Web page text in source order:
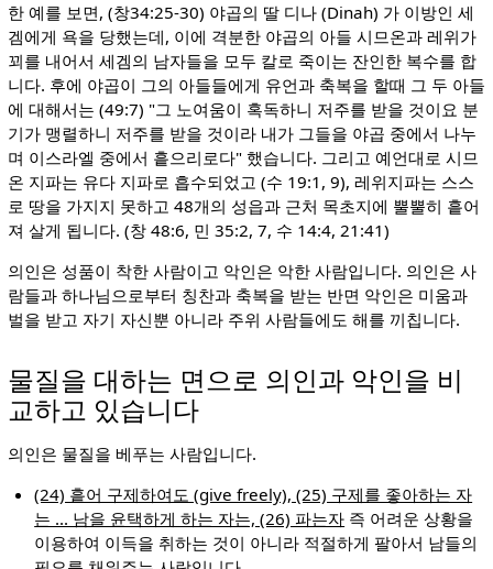
한 예를 보면, (창34:25-30) 야곱의 딸 디나 (Dinah) 가 이방인 세
겜에게 욕을 당했는데, 이에 격분한 야곱의 아들 시므온과 레위가
꾀를 내어서 세겜의 남자들을 모두 칼로 죽이는 잔인한 복수를 합
니다. 후에 야곱이 그의 아들들에게 유언과 축복을 할때 그 두 아들
에 대해서는 (49:7) "그 노여움이 혹독하니 저주를 받을 것이요 분
기가 맹렬하니 저주를 받을 것이라 내가 그들을 야곱 중에서 나누
며 이스라엘 중에서 흩으리로다" 했습니다. 그리고 예언대로 시므
온 지파는 유다 지파로 흡수되었고 (수 19:1, 9), 레위지파는 스스
로 땅을 가지지 못하고 48개의 성읍과 근처 목초지에 뿔뿔히 흩어
져 살게 됩니다. (창 48:6, 민 35:2, 7, 수 14:4, 21:41)
의인은 성품이 착한 사람이고 악인은 악한 사람입니다. 의인은 사
람들과 하나님으로부터 칭찬과 축복을 받는 반면 악인은 미움과
벌을 받고 자기 자신뿐 아니라 주위 사람들에도 해를 끼칩니다.
물질을 대하는 면으로 의인과 악인을 비
교하고 있습니다
의인은 물질을 베푸는 사람입니다.
(24) 흩어 구제하여도 (give freely), (25) 구제를 좋아하는 자
는 ... 남을 윤택하게 하는 자는, (26) 파는자 즉 어려운 상황을
이용하여 이득을 취하는 것이 아니라 적절하게 팔아서 남들의